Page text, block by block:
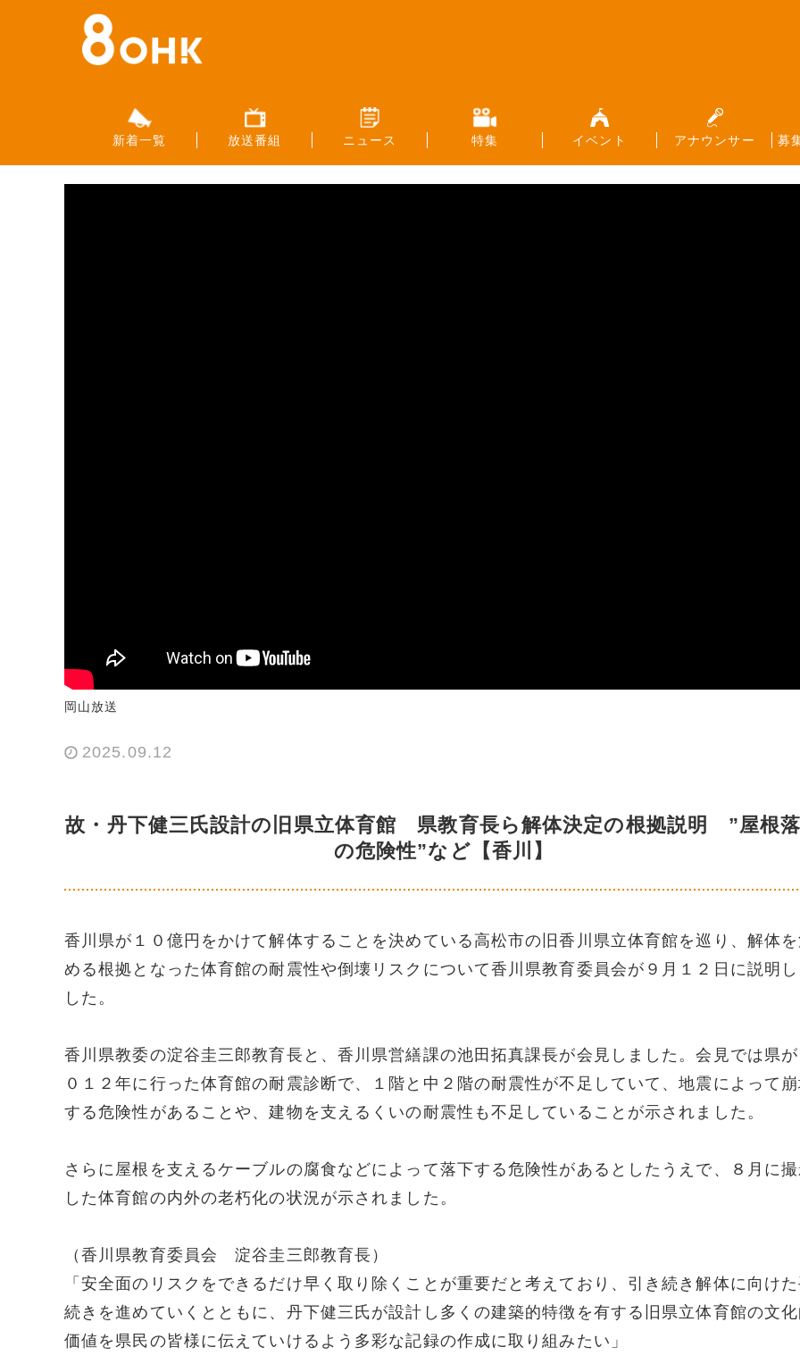
新着一覧 放送番組 ニュース 特集 イベント アナウンサー 募
岡山放送
2025.09.12
故・丹下健三氏設計の旧県立体育館 県教育長ら解体決定の根拠説明 ”屋根
の危険性”など【香川】
香川県が１０億円をかけて解体することを決めている高松市の旧香川県立体育館を巡り、解体
める根拠となった体育館の耐震性や倒壊リスクについて香川県教育委員会が９月１２日に説明
した。
香川県教委の淀谷圭三郎教育長と、香川県営繕課の池田拓真課長が会見しました。会見では県
０１２年に行った体育館の耐震診断で、１階と中２階の耐震性が不足していて、地震によって
する危険性があることや、建物を支えるくいの耐震性も不足していることが示されました。
さらに屋根を支えるケーブルの腐食などによって落下する危険性があるとしたうえで、８月に
した体育館の内外の老朽化の状況が示されました。
（香川県教育委員会 淀谷圭三郎教育長）
「安全面のリスクをできるだけ早く取り除くことが重要だと考えており、引き続き解体に向け
続きを進めていくとともに、丹下健三氏が設計し多くの建築的特徴を有する旧県立体育館の文
価値を県民の皆様に伝えていけるよう多彩な記録の作成に取り組みたい」